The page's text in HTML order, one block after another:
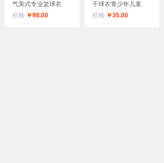
气美式专业篮球衣
价格: ￥98.00
干球衣青少年儿童
价格: ￥35.00